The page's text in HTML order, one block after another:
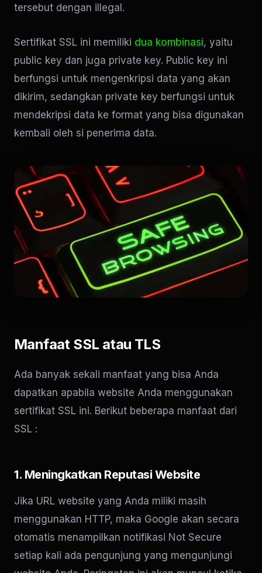
tersebut dengan illegal.
Sertifikat SSL ini memiliki dua kombinasi, yaitu
public key dan juga private key. Public key ini
berfungsi untuk mengenkripsi data yang akan
dikirim, sedangkan private key berfungsi untuk
mendekripsi data ke format yang bisa digunakan
kembali oleh si penerima data.
Manfaat SSL atau TLS
Ada banyak sekali manfaat yang bisa Anda
dapatkan apabila website Anda menggunakan
sertifikat SSL ini. Berikut beberapa manfaat dari
SSL :
1. Meningkatkan Reputasi Website
Jika URL website yang Anda miliki masih
menggunakan HTTP, maka Google akan secara
otomatis menampilkan notifikasi Not Secure
setiap kali ada pengunjung yang mengunjungi